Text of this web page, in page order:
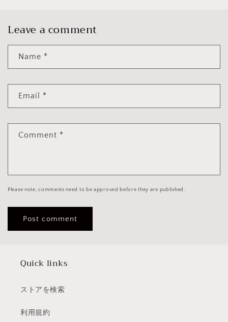
Leave a comment
Name *
Email *
Comment *
Please note, comments need to be approved before they are published.
Quick links
ストアを検索
利用規約